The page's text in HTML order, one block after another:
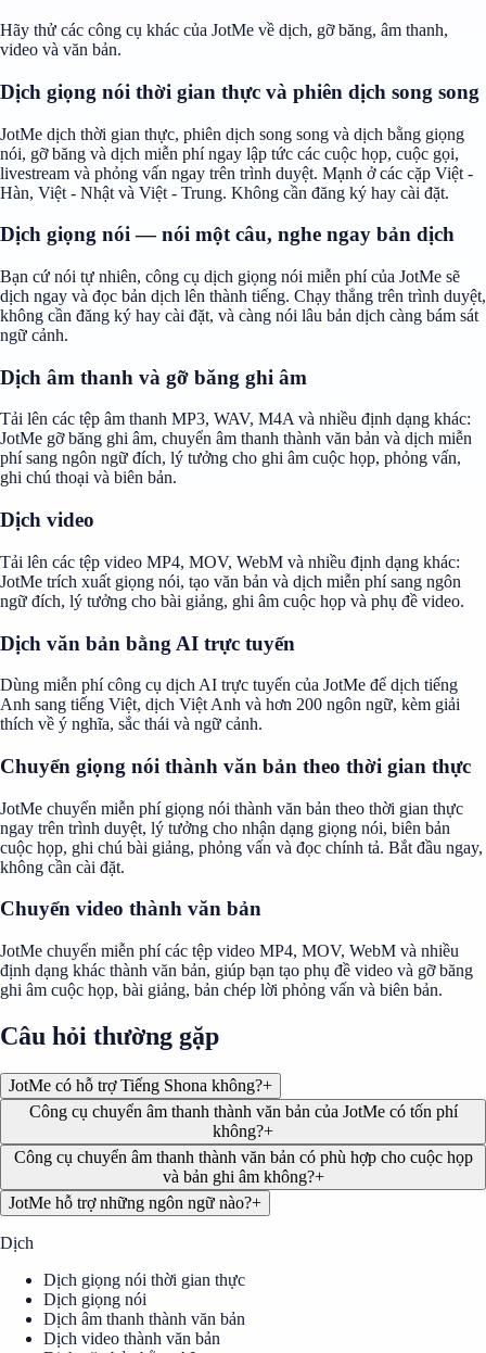
Hãy thử các công cụ khác của JotMe về dịch, gỡ băng, âm thanh,
video và văn bản.
Dịch giọng nói thời gian thực và phiên dịch song song
JotMe dịch thời gian thực, phiên dịch song song và dịch bằng giọng
nói, gỡ băng và dịch miễn phí ngay lập tức các cuộc họp, cuộc gọi,
livestream và phỏng vấn ngay trên trình duyệt. Mạnh ở các cặp Việt -
Hàn, Việt - Nhật và Việt - Trung. Không cần đăng ký hay cài đặt.
Dịch giọng nói — nói một câu, nghe ngay bản dịch
Bạn cứ nói tự nhiên, công cụ dịch giọng nói miễn phí của JotMe sẽ
dịch ngay và đọc bản dịch lên thành tiếng. Chạy thẳng trên trình duyệt,
không cần đăng ký hay cài đặt, và càng nói lâu bản dịch càng bám sát
ngữ cảnh.
Dịch âm thanh và gỡ băng ghi âm
Tải lên các tệp âm thanh MP3, WAV, M4A và nhiều định dạng khác:
JotMe gỡ băng ghi âm, chuyển âm thanh thành văn bản và dịch miễn
phí sang ngôn ngữ đích, lý tưởng cho ghi âm cuộc họp, phỏng vấn,
ghi chú thoại và biên bản.
Dịch video
Tải lên các tệp video MP4, MOV, WebM và nhiều định dạng khác:
JotMe trích xuất giọng nói, tạo văn bản và dịch miễn phí sang ngôn
ngữ đích, lý tưởng cho bài giảng, ghi âm cuộc họp và phụ đề video.
Dịch văn bản bằng AI trực tuyến
Dùng miễn phí công cụ dịch AI trực tuyến của JotMe để dịch tiếng
Anh sang tiếng Việt, dịch Việt Anh và hơn 200 ngôn ngữ, kèm giải
thích về ý nghĩa, sắc thái và ngữ cảnh.
Chuyển giọng nói thành văn bản theo thời gian thực
JotMe chuyển miễn phí giọng nói thành văn bản theo thời gian thực
ngay trên trình duyệt, lý tưởng cho nhận dạng giọng nói, biên bản
cuộc họp, ghi chú bài giảng, phỏng vấn và đọc chính tả. Bắt đầu ngay,
không cần cài đặt.
Chuyển video thành văn bản
JotMe chuyển miễn phí các tệp video MP4, MOV, WebM và nhiều
định dạng khác thành văn bản, giúp bạn tạo phụ đề video và gỡ băng
ghi âm cuộc họp, bài giảng, bản chép lời phỏng vấn và biên bản.
Câu hỏi thường gặp
JotMe có hỗ trợ Tiếng Shona không?+
Công cụ chuyển âm thanh thành văn bản của JotMe có tốn phí
không?+
Công cụ chuyển âm thanh thành văn bản có phù hợp cho cuộc họp
và bản ghi âm không?+
JotMe hỗ trợ những ngôn ngữ nào?+
Dịch
Dịch giọng nói thời gian thực
Dịch giọng nói
Dịch âm thanh thành văn bản
Dịch video thành văn bản